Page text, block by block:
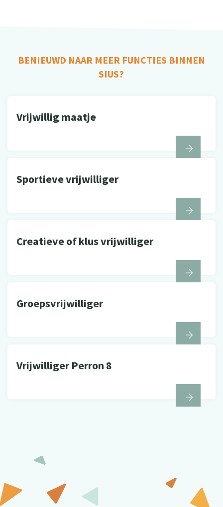
BENIEUWD NAAR MEER FUNCTIES BINNEN
SIUS?
Vrijwillig maatje
Sportieve vrijwilliger
Creatieve of klus vrijwilliger
Groepsvrijwilliger
Vrijwilliger Perron 8